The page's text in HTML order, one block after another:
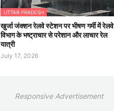
UTTAR PRADESH
खुर्जा जंक्शन रेलवे स्टेशन पर भीषण गर्मी में रेलवे
विभाग के भष्ट्राचार से परेशान और लाचार रेल
यात्री
July 17, 2026
Responsive Advertisement